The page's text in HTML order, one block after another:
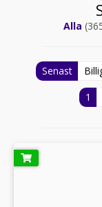
Alla
Senast
1